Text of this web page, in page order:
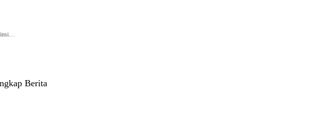
Berita